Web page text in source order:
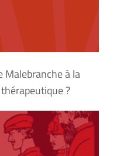
Malebranche à la
?